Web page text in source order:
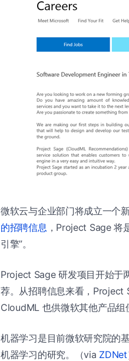
微软云与企业部门将成立一个
的招聘信息 ，Project Sage 将
引擎”。
Project Sage 研发项目开始于
荐。从招聘信息来看，Project
CloudML 也供微软其他产品组
机器学习是目前微软研究院的
机器学习的研究。（via ZDNet